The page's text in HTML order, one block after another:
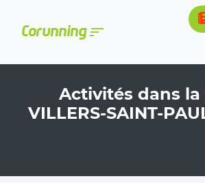
Corunningsort
Activités dans la
VILLERS-SAINT-